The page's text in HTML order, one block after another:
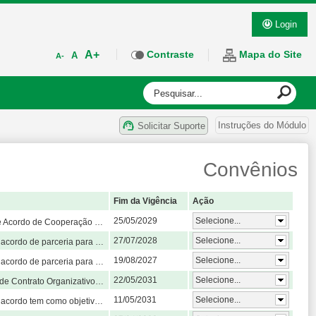
Login
A- A A+ Contraste Mapa do Site
Instruções do Módulo
Solicitar Suporte
Convênios
Fim da Vigência
Ação
Federal do Pampa (UNIPAMPA) com o (a) Universidade Federal do Rio Grande do Sul, conforme as cláusulas subsequentes. Contudo, visa fomentar ações envolvendo o ensino, a extensão e a pesquisa entre UNIPAMPA e UFRGS, tem como principal justificativa o desenvolvimento conjunto do projeto de pesquisa CannabiMoss: Musgos como Biofábrica de Canabidiol livre de THC que é parte integrante do projeto de pesquisa aprovado junto ao FINEP ""PRODUÇÃO NACIONAL DE IFA DE CANABIDIOL, VALIDAÇÃO FARMACOLÓGICA E ENSAIOS PRÉ CLÍNICOS""." 25/05/2029
Selecione...
para desenvolver o projeto "Desenvolvimento de Conversores Analógico-Digitais de Baixa Potência para Monitoramento de Sinais Biomédicos", a ser executado nos termos do plano de trabalho, anexo. 27/07/2028
Selecione...
para desenvolver o projeto Estudo e desenvolvimento de um conversor analógico-digital para um sensor de temperatura em tecnologia CMOS, a ser executado nos termos do plano de trabalho, anexo. 19/08/2027
Selecione...
na área da saúde e de vagas de Residências em Saúde, nos municípios de Uruguaiana, do estado do Rio Grande do Sul, com garantia de estrutura de serviços de saúde em condições de oferecer campo de prática, mediante a integração ensino-serviço nas Redes de Atenção à Saúde. 22/05/2031
Selecione...
o desenvolvimento econômico e social da comunidade por meio de suas atividades; contribuir com o desenvolvimento empresarial por meio da prestação de serviços de qualidade a preços acessíveis; proporcionar atividades de caráter instrutivo, científico e social, de acordo com os preceitos de estudo, pesquisa e extensão universitária; promover a integração social e profissional de seus membros segundo os princípios da ética, da cidadania e da justiça com especial intenção em formar, por meio da vivência empresarial, profissionais capacitados e comprometidos em fornecer soluções ambientais inovadoras que promovam o desenvolvimento sustentável de nossos clientes e da sociedade, através de serviços de consultoria e assessoria em gestão ambiental de excelência, com custo acessível, capacitando nossos membros e contribuindo para a preservação do meio ambiente, cumprindo os princípios da legalidade, impessoalidade, moralidade, publicidade e economicidade. 11/05/2031
Selecione...